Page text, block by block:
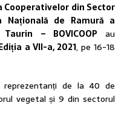
Cooperativelor din Sector
Națională de Ramură a
– BOVICOOP au
a VII-a, 2021, pe 16-18
de la 40 de
vegetal și 9 din sectorul